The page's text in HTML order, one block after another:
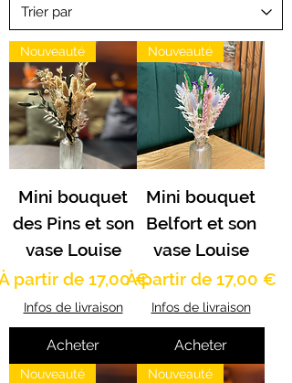
Nouveauté
Mini bouquet
des Pins et son
vase Louise
partir de 17,00 €
promotionnel
Infos de livraison
Acheter
Nouveauté
Mini bouquet
Belfort et son
vase Louise
À partir de 17,00 €
Prix promotionnel
Infos de livraison
Acheter
Nouveauté Nouveauté